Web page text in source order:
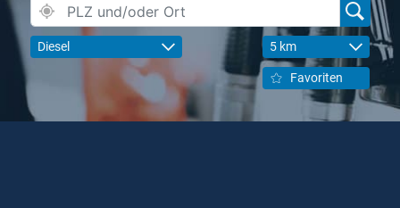
Diesel 5 km
Favoriten